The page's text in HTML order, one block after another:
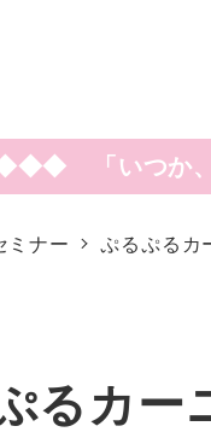
「いつか、
ミナー ぷるぷるカ
るカー